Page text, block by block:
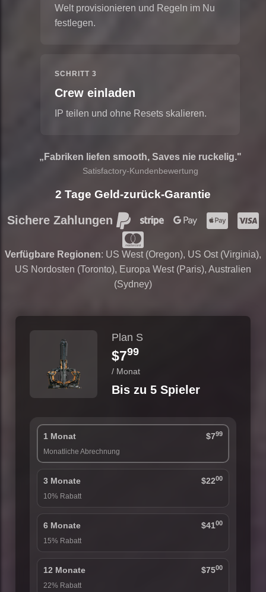
Welt provisionieren und Regeln im Nu
festlegen.
SCHRITT 3
Crew einladen
IP teilen und ohne Resets skalieren.
„Fabriken liefen smooth, Saves nie ruckelig."
Satisfactory-Kundenbewertung
2 Tage Geld-zurück-Garantie
Sichere Zahlungen
Verfügbare Regionen: US West (Oregon), US Ost (Virginia),
US Nordosten (Toronto), Europa West (Paris), Australien
(Sydney)
Plan S
$799
/ Monat
Bis zu 5 Spieler
1 Monat $799
Monatliche Abrechnung
3 Monate $2200
10% Rabatt
6 Monate $4100
15% Rabatt
12 Monate $7500
22% Rabatt